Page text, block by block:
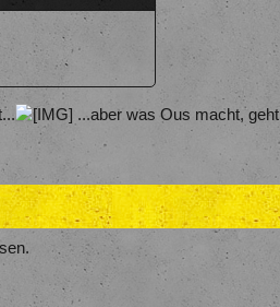
...aber was Ous macht, geht